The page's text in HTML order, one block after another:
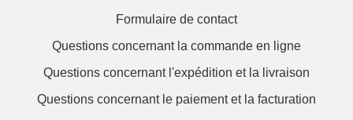
Formulaire de contact
Questions concernant la commande en ligne
Questions concernant l'expédition et la livraison
Questions concernant le paiement et la facturation